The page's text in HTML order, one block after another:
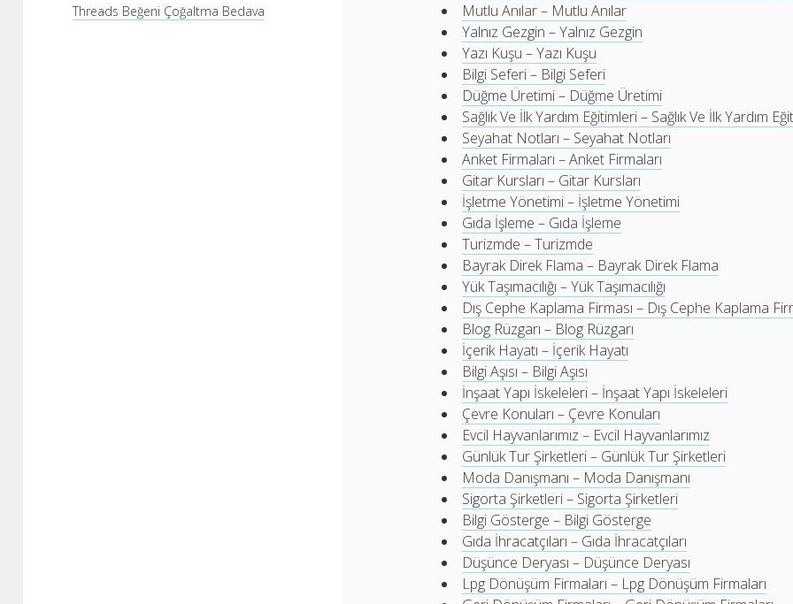
Threads Beğeni Çoğaltma Bedava
Mutlu Anılar – Mutlu Anılar
Yalnız Gezgin – Yalnız Gezgin
Yazı Kuşu – Yazı Kuşu
Bilgi Seferi – Bilgi Seferi
Düğme Üretimi – Düğme Üretimi
Sağlık Ve İlk Yardım Eğitimleri – Sağlık Ve İlk Yardım
Seyahat Notları – Seyahat Notları
Anket Firmaları – Anket Firmaları
Gitar Kursları – Gitar Kursları
İşletme Yönetimi – İşletme Yönetimi
Gıda İşleme – Gıda İşleme
Turizmde – Turizmde
Bayrak Direk Flama – Bayrak Direk Flama
Yük Taşımacılığı – Yük Taşımacılığı
Dış Cephe Kaplama Firması – Dış Cephe Kaplama
Blog Rüzgarı – Blog Rüzgarı
İçerik Hayatı – İçerik Hayatı
Bilgi Aşısı – Bilgi Aşısı
İnşaat Yapı İskeleleri – İnşaat Yapı İskeleleri
Çevre Konuları – Çevre Konuları
Evcil Hayvanlarımız – Evcil Hayvanlarımız
Günlük Tur Şirketleri – Günlük Tur Şirketleri
Moda Danışmanı – Moda Danışmanı
Sigorta Şirketleri – Sigorta Şirketleri
Bilgi Gösterge – Bilgi Gösterge
Gıda İhracatçıları – Gıda İhracatçıları
Düşünce Deryası – Düşünce Deryası
Lpg Dönüşüm Firmaları – Lpg Dönüşüm Firmaları